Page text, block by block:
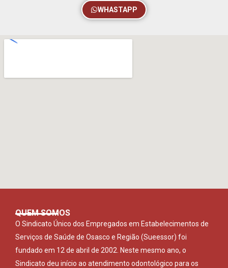
WHASTAPP
QUEM SOMOS
O Sindicato Único dos Empregados em Estabelecimentos de
Serviços de Saúde de Osasco e Região (Sueessor) foi
fundado em 12 de abril de 2002. Neste mesmo ano, o
Sindicato deu início ao atendimento odontológico para os